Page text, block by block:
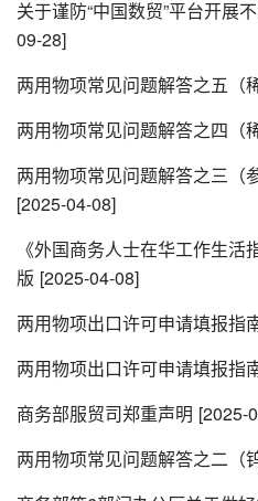
关于谨防“中国数贸”平台开展
09-28]
两用物项常见问题解答之五（
两用物项常见问题解答之四（稀
两用物项常见问题解答之三（
[2025-04-08]
《外国商务人士在华工作生
版 [2025-04-08]
两用物项出口许可申请填报指
两用物项出口许可申请填报指
商务部服贸司郑重声明 [2025-
两用物项常见问题解答之二（